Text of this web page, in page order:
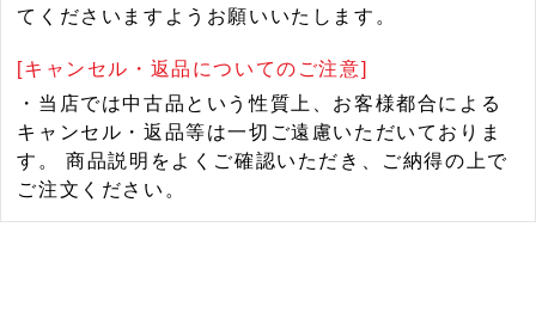
てくださいますようお願いいたします。
[キャンセル・返品についてのご注意]
・当店では中古品という性質上、お客様都合による
キャンセル・返品等は一切ご遠慮いただいておりま
す。 商品説明をよくご確認いただき、ご納得の上で
ご注文ください。